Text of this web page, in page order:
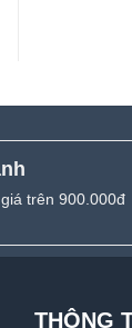
trên 900.000đ
THÔNG